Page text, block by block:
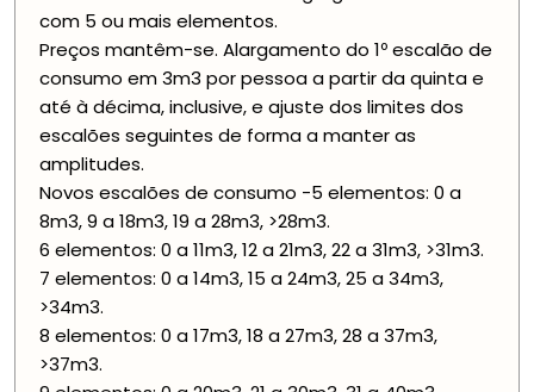
com 5 ou mais elementos.
Preços mantêm-se. Alargamento do 1º escalão de
consumo em 3m3 por pessoa a partir da quinta e
até à décima, inclusive, e ajuste dos limites dos
escalões seguintes de forma a manter as
amplitudes.
Novos escalões de consumo -5 elementos: 0 a
8m3, 9 a 18m3, 19 a 28m3, >28m3.
6 elementos: 0 a 11m3, 12 a 21m3, 22 a 31m3, >31m3.
7 elementos: 0 a 14m3, 15 a 24m3, 25 a 34m3,
>34m3.
8 elementos: 0 a 17m3, 18 a 27m3, 28 a 37m3,
>37m3.